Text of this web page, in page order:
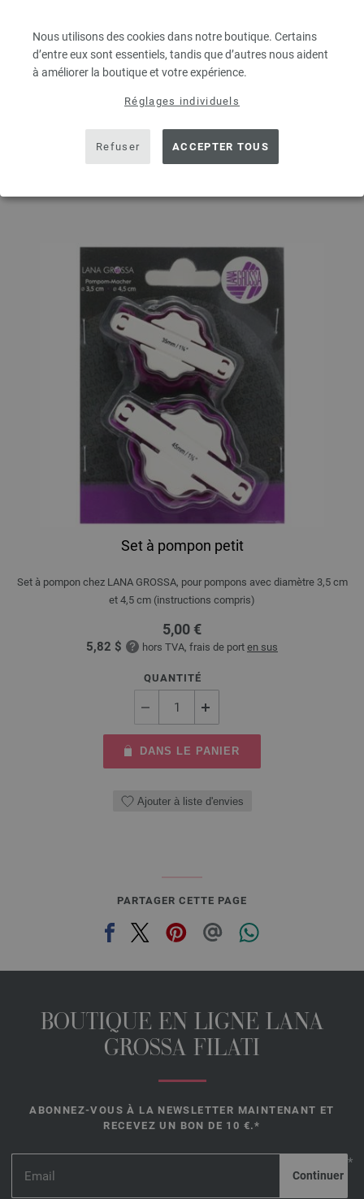
Nous utilisons des cookies dans notre boutique. Certains
d’entre eux sont essentiels, tandis que d’autres nous aident
à améliorer la boutique et votre expérience.
Réglages individuels
Refuser ACCEPTER TOUS
QUANTITÉ
Ajouter à liste d'envies
Set à pompon petit
Set à pompon chez LANA GROSSA, pour pompons avec diamètre 3,5 cm
et 4,5 cm (instructions compris)
5,00 €
5,82 $ hors TVA, frais de port en sus
QUANTITÉ
DANS LE PANIER
Ajouter à liste d'envies
PARTAGER CETTE PAGE
BOUTIQUE EN LIGNE LANA
GROSSA FILATI
ABONNEZ-VOUS À LA NEWSLETTER MAINTENANT ET
RECEVEZ UN BON DE 10 €.*
*